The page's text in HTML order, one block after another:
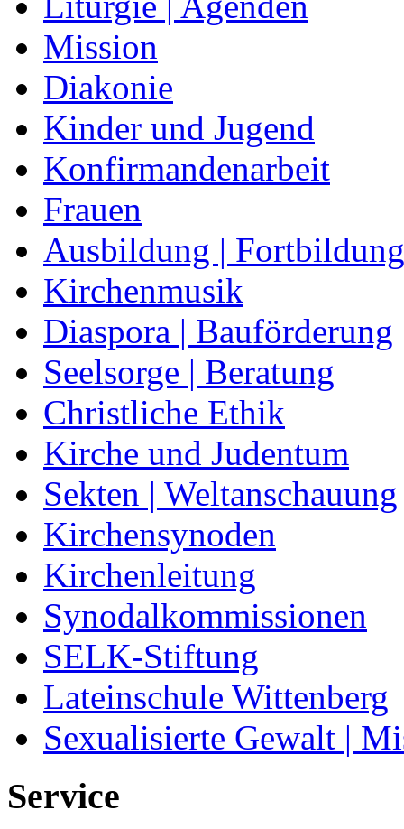
Mission
Diakonie
Kinder und Jugend
Konfirmandenarbeit
Frauen
Ausbildung | Fortbildung
Kirchenmusik
Diaspora | Bauförderung
Seelsorge | Beratung
Christliche Ethik
Kirche und Judentum
Sekten | Weltanschauung
Kirchensynoden
Kirchenleitung
Synodalkommissionen
SELK-Stiftung
Lateinschule Wittenberg
Sexualisierte Gewalt |
Service